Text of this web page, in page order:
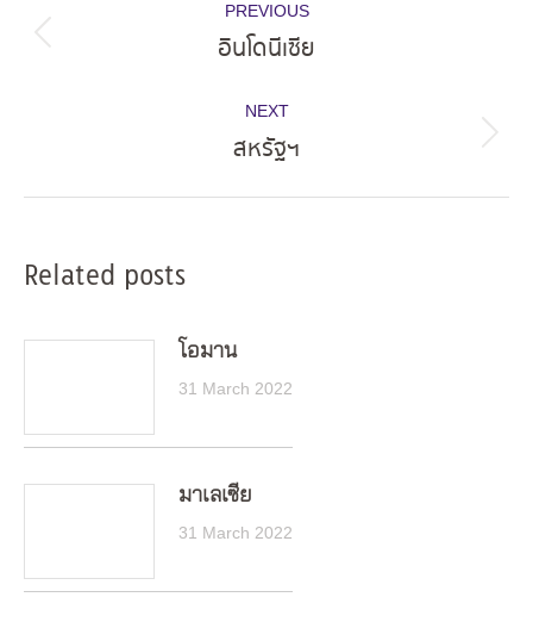
navigation
PREVIOUS
Previous
อินโดนีเซีย
NEXT
Next
สหรัฐฯ
Related posts
โอมาน
31 March 2022
มาเลเซีย
31 March 2022